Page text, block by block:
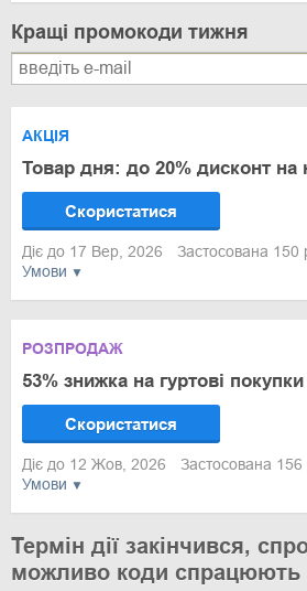
Кращі промокоди тижня
Умови
АКЦІЯ
Товар дня: до 20% дисконт на
Скористатися
Діє до 17 Вер, 2026 Застосована 150
Умови
РОЗПРОДАЖ
53% знижка на гуртові
Скористатися
Діє до 12 Жов, 2026 Застосована 156
Термін дії закінчився,
можливо коди спрацюють